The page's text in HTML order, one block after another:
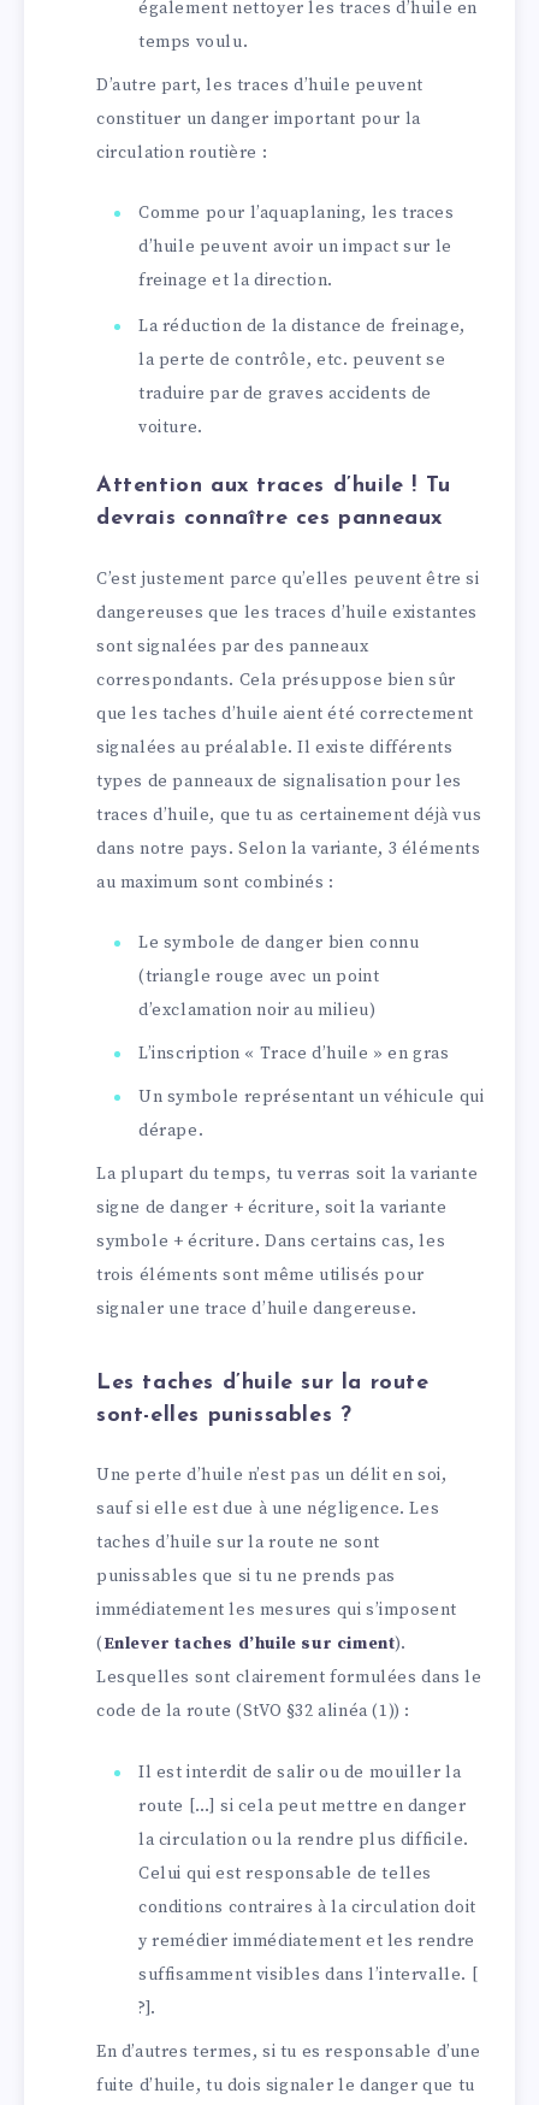
également nettoyer les traces d’huile en
temps voulu.
D’autre part, les traces d’huile peuvent
constituer un danger important pour la
circulation routière :
Comme pour l’aquaplaning, les traces
d’huile peuvent avoir un impact sur le
freinage et la direction.
La réduction de la distance de freinage,
la perte de contrôle, etc. peuvent se
traduire par de graves accidents de
voiture.
Attention aux traces d’huile ! Tu
devrais connaître ces panneaux
C’est justement parce qu’elles peuvent être si
dangereuses que les traces d’huile existantes
sont signalées par des panneaux
correspondants. Cela présuppose bien sûr
que les taches d’huile aient été correctement
signalées au préalable. Il existe différents
types de panneaux de signalisation pour les
traces d’huile, que tu as certainement déjà vus
dans notre pays. Selon la variante, 3 éléments
au maximum sont combinés :
Le symbole de danger bien connu
(triangle rouge avec un point
d’exclamation noir au milieu)
L’inscription « Trace d’huile » en gras
Un symbole représentant un véhicule qui
dérape.
La plupart du temps, tu verras soit la variante
signe de danger + écriture, soit la variante
symbole + écriture. Dans certains cas, les
trois éléments sont même utilisés pour
signaler une trace d’huile dangereuse.
Les taches d’huile sur la route
sont-elles punissables ?
Une perte d’huile n’est pas un délit en soi,
sauf si elle est due à une négligence. Les
taches d’huile sur la route ne sont
punissables que si tu ne prends pas
immédiatement les mesures qui s’imposent
(Enlever taches d’huile sur ciment).
Lesquelles sont clairement formulées dans le
code de la route (StVO §32 alinéa (1)) :
Il est interdit de salir ou de mouiller la
route […] si cela peut mettre en danger
la circulation ou la rendre plus difficile.
Celui qui est responsable de telles
conditions contraires à la circulation doit
y remédier immédiatement et les rendre
suffisamment visibles dans l’intervalle. [
?].
En d’autres termes, si tu es responsable d’une
fuite d’huile, tu dois signaler le danger que tu